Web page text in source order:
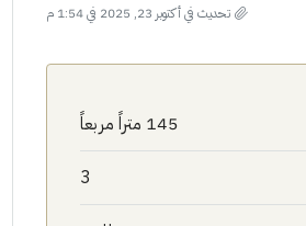
تحديث في أكتوبر 23, 2025 في 1:54 م
145 متراً مربعاً
3